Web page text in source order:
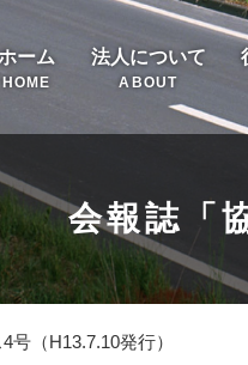
ーム
HOME
法人について
ABOUT
会報誌「
号（H13.7.10発行）